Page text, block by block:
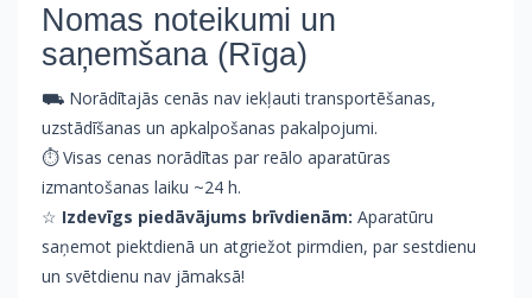
Nomas noteikumi un
saņemšana (Rīga)
⛟ Norādītajās cenās nav iekļauti transportēšanas,
uzstādīšanas un apkalpošanas pakalpojumi.
⏱ Visas cenas norādītas par reālo aparatūras
izmantošanas laiku ~24 h.
☆ Izdevīgs piedāvājums brīvdienām: Aparatūru
saņemot piektdienā un atgriežot pirmdien, par sestdienu
un svētdienu nav jāmaksā!